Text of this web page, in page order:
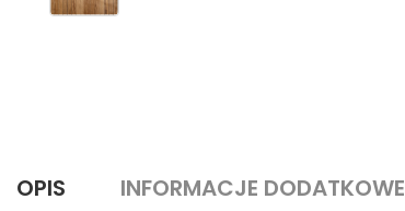
OPIS INFORMACJE DODATKOWE